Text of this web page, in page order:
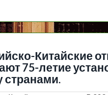
Китайские
75-летие
странами.